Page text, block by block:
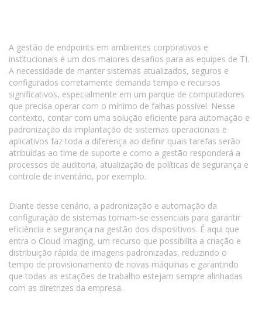
A gestão de endpoints em ambientes corporativos e
institucionais é um dos maiores desafios para as equipes de TI.
A necessidade de manter sistemas atualizados, seguros e
configurados corretamente demanda tempo e recursos
significativos, especialmente em um parque de computadores
que precisa operar com o mínimo de falhas possível. Nesse
contexto, contar com uma solução eficiente para automação e
padronização da implantação de sistemas operacionais e
aplicativos faz toda a diferença ao definir quais tarefas serão
atribuídas ao time de suporte e como a gestão responderá a
processos de auditoria, atualização de políticas de segurança e
controle de inventário, por exemplo.
Diante desse cenário, a padronização e automação da
configuração de sistemas tornam-se essenciais para garantir
eficiência e segurança na gestão dos dispositivos. É aqui que
entra o Cloud Imaging, um recurso que possibilita a criação e
distribuição rápida de imagens padronizadas, reduzindo o
tempo de provisionamento de novas máquinas e garantindo
que todas as estações de trabalho estejam sempre alinhadas
com as diretrizes da empresa.